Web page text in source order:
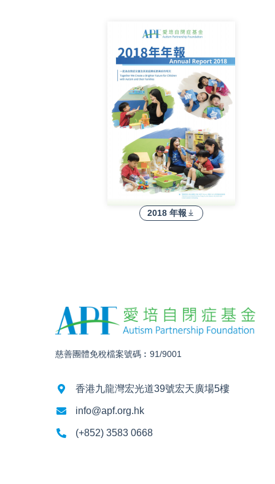
2018 年報
慈善團體免稅檔案號碼︰91/9001
香港九龍灣宏光道39號宏天廣場5樓
info@apf.org.hk
(+852) 3583 0668